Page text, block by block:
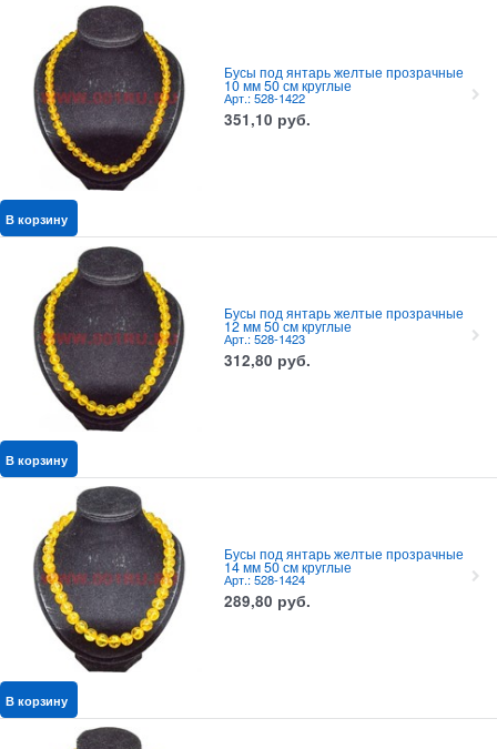
Бусы под янтарь желтые прозрачные
10 мм 50 см круглые
Арт.: 528-1422
351,10 руб.
В корзину
Бусы под янтарь желтые прозрачные
12 мм 50 см круглые
Арт.: 528-1423
312,80 руб.
В корзину
Бусы под янтарь желтые прозрачные
14 мм 50 см круглые
Арт.: 528-1424
289,80 руб.
В корзину